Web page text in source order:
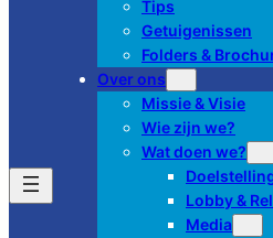
Tips
Getuigenissen
Folders &
Over ons
Missie & Visie
Wie zijn we?
Wat doen we?
Lobby &
Media